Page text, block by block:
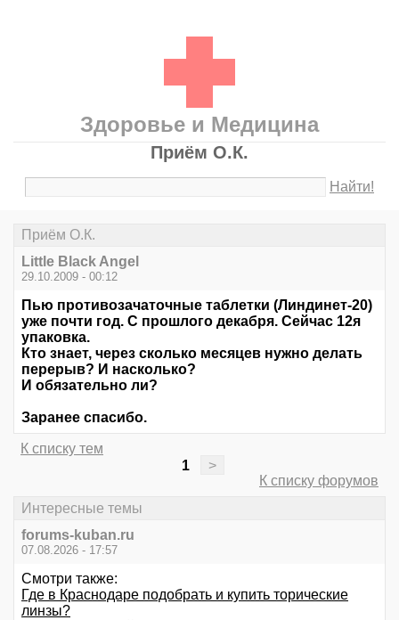
Здоровье и Медицина
Приём О.К.
Найти!
Приём О.К.
Little Black Angel
29.10.2009 - 00:12
Пью противозачаточные таблетки (Линдинет-20)
уже почти год. С прошлого декабря. Сейчас 12я
упаковка.
Кто знает, через сколько месяцев нужно делать
перерыв? И насколько?
И обязательно ли?
Заранее спасибо.
К списку тем
1
>
К списку форумов
Интересные темы
forums-kuban.ru
07.08.2026 - 17:57
Смотри также:
Где в Краснодаре подобрать и купить торические
линзы?